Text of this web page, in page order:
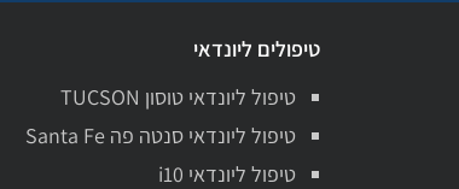
טיפולים ליונדאי
טיפול ליונדאי טוסון TUCSON
טיפול ליונדאי סנטה פה Santa Fe
טיפול ליונדאי i10